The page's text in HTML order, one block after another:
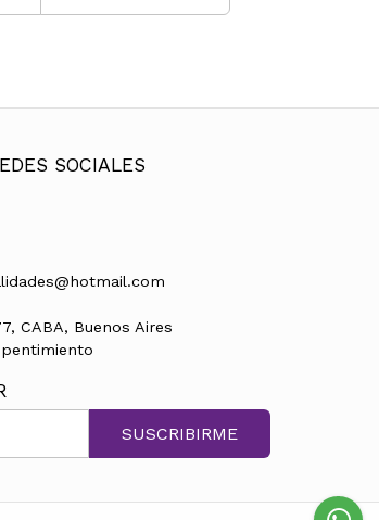
SOCIALES
CABA, Buenos Aires
SUSCRIBIRME